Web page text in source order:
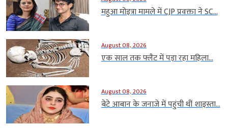
महुआ मोइत्रा मामले में CJP प्रवक्ता ने SC...
August 08, 2026
एक साल तक फ्लैट में पड़ा रहा महिला...
August 08, 2026
बेटे आबान के जनाजे में पहुंची थीं शाइस्ता...